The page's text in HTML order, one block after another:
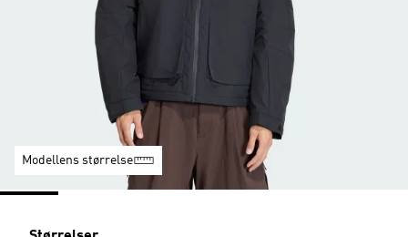
Modellens størrelse